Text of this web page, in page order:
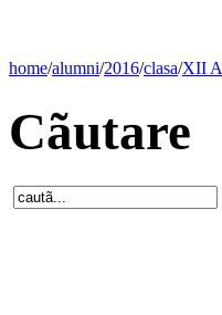
home/alumni/2016/clasa/XII A
Cãutare